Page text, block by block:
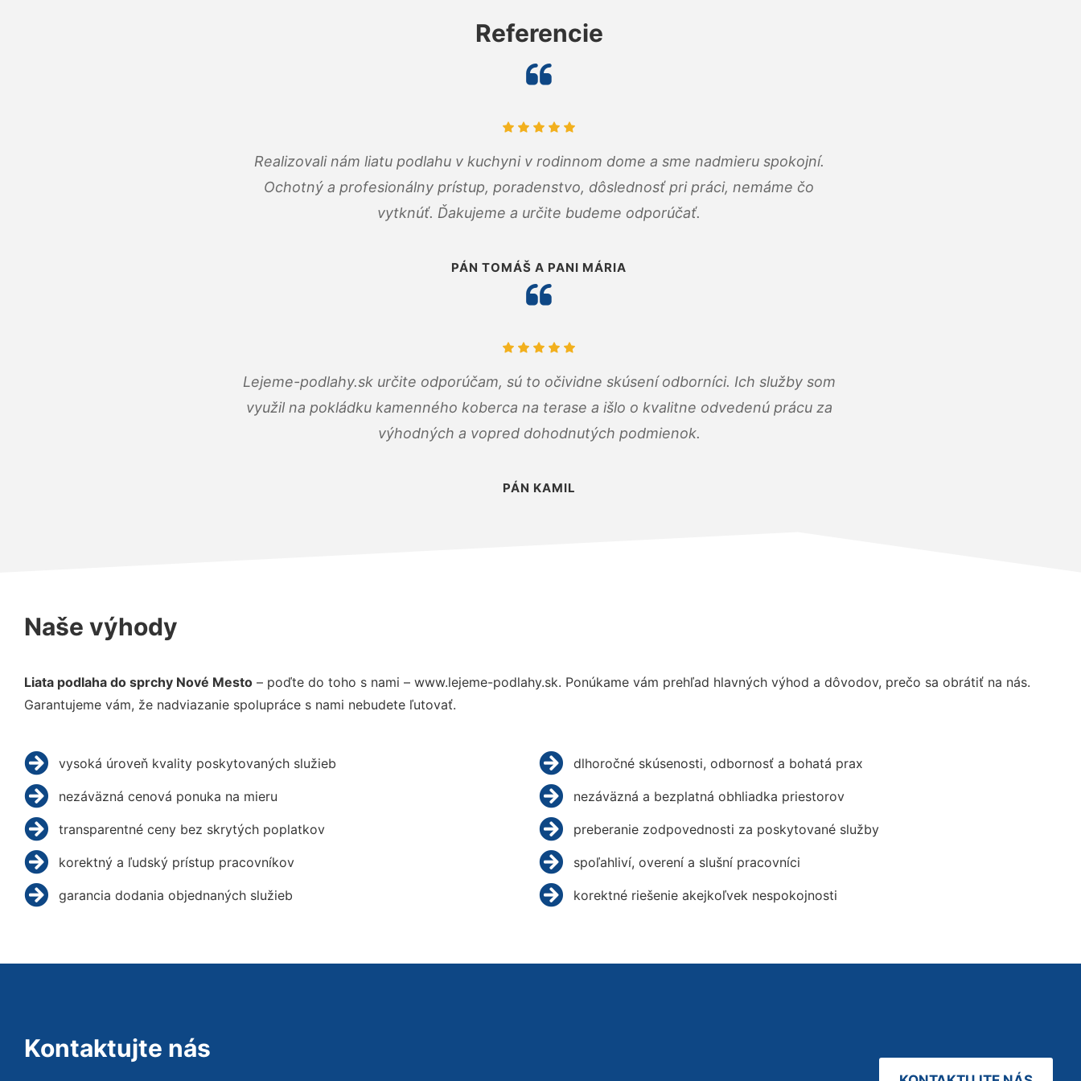
Referencie
Realizovali nám liatu podlahu v kuchyni v rodinnom dome a sme nadmieru spokojní.
Ochotný a profesionálny prístup, poradenstvo, dôslednosť pri práci, nemáme čo
vytknúť. Ďakujeme a určite budeme odporúčať.
PÁN TOMÁŠ A PANI MÁRIA
Lejeme-podlahy.sk určite odporúčam, sú to očividne skúsení odborníci. Ich služby som
využil na pokládku kamenného koberca na terase a išlo o kvalitne odvedenú prácu za
výhodných a vopred dohodnutých podmienok.
PÁN KAMIL
Naše výhody
Liata podlaha do sprchy Nové Mesto – poďte do toho s nami – www.lejeme-podlahy.sk. Ponúkame vám prehľad hlavných výhod a dôvodov, prečo sa obrátiť na nás.
Garantujeme vám, že nadviazanie spolupráce s nami nebudete ľutovať.
vysoká úroveň kvality poskytovaných služieb
nezáväzná cenová ponuka na mieru
transparentné ceny bez skrytých poplatkov
korektný a ľudský prístup pracovníkov
garancia dodania objednaných služieb
dlhoročné skúsenosti, odbornosť a bohatá prax
nezáväzná a bezplatná obhliadka priestorov
preberanie zodpovednosti za poskytované služby
spoľahliví, overení a slušní pracovníci
korektné riešenie akejkoľvek nespokojnosti
Kontaktujte nás